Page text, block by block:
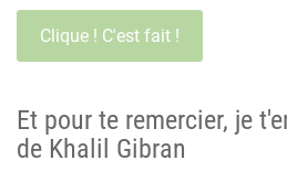
Et pour te remercier, je
de Khalil Gibran